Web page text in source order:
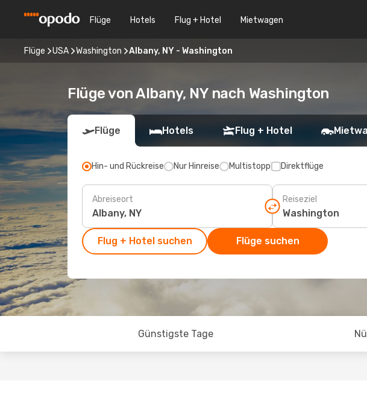
Flüge Hotels Flug + Hotel Mietwagen
Flüge USA Washington Albany, NY - Washington
Flüge von Albany, NY nach Washington
Flüge Hotels Flug + Hotel
Hin- und Rückreise Nur Hinreise Multistopp Direktflüge
Abreiseort Reiseziel
Flug + Hotel suchen Flüge suchen
Günstigste Tage